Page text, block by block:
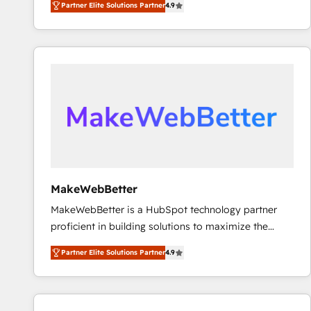
marketing automation, Growth, Revops, CRM et
webdesign. Markentive is both a consulting firm, a
digital agency and an integrator. With over 115
Partner Elite Solutions Partner4.9
MakeWebBetter
MakeWebBetter is a HubSpot technology partner
proficient in building solutions to maximize the
operational efficiency of HubSpot. The fastest-
growing tech-enabler & facilitator, MakeWebBetter,
hands you the blend of HubSpot expertise &
eminent solutions & integrations. Trust us to
Partner Elite Solutions Partner4.9